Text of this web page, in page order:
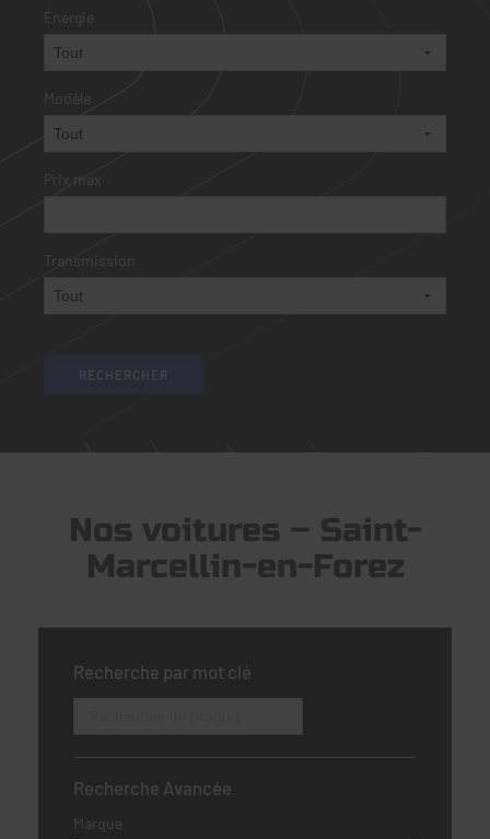
Énergie
Modèle
Prix max
Transmission
Nos voitures – Saint-
Marcellin-en-Forez
Recherche par mot clé
Recherche Avancée
Marque